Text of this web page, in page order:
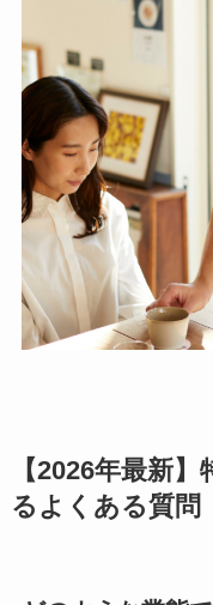
【2026年最新
るよくある質問